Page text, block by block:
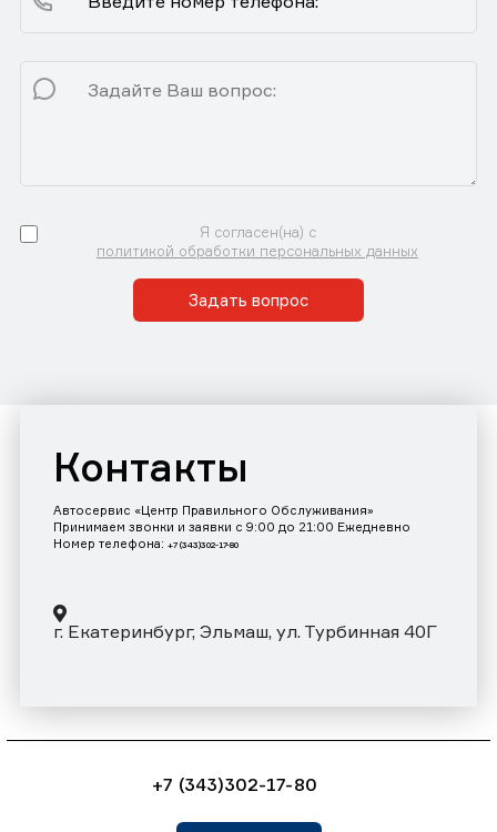
Я согласен(на) с
политикой обработки персональных данных
Задать вопрос
Контакты
Автосервис «Центр Правильного Обслуживания»
Принимаем звонки и заявки с 9:00 до 21:00 Ежедневно
Номер телефона: +7 (343)302-17-80
г. Екатеринбург, Эльмаш, ул. Турбинная 40Г
+7 (343)302-17-80